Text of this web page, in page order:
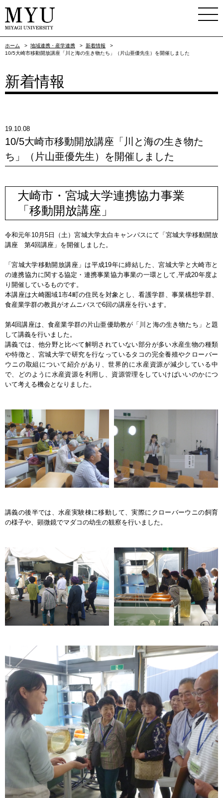
ホーム > 地域連携・産学連携 > 新着情報
>
10/5大崎市移動開放講座「川と海の生き物たち」（片山亜優先生）を開催しました
新着情報
19.10.08
10/5大崎市移動開放講座「川と海の生き物た
ち」（片山亜優先生）を開催しました
大崎市・宮城大学連携協力事業
「移動開放講座」
令和元年10月5日（土）宮城大学太白キャンパスにて「宮城大学移動開放
講座 第4回講座」を開催しました。
「宮城大学移動開放講座」は平成19年に締結した、宮城大学と大崎市と
の連携協力に関する協定・連携事業協力事業の一環として,平成20年度よ
り開催しているものです。
本講座は大崎圏域1市4町の住民を対象とし、看護学群、事業構想学群、
食産業学群の教員がオムニバスで6回の講座を行います。
第4回講座は、食産業学群の片山亜優助教が「川と海の生き物たち」と題
して講義を行いました。
講義では、他分野と比べて解明されていない部分が多い水産生物の種類
や特徴と、宮城大学で研究を行なっているタコの完全養殖やクローバー
ウニの取組について紹介があり、世界的に水産資源が減少している中
で、どのように水産資源を利用し、資源管理をしていけばいいのかにつ
いて考える機会となりました。
講義の後半では、水産実験棟に移動して、実際にクローバーウニの飼育
の様子や、顕微鏡でマダコの幼生の観察を行いました。